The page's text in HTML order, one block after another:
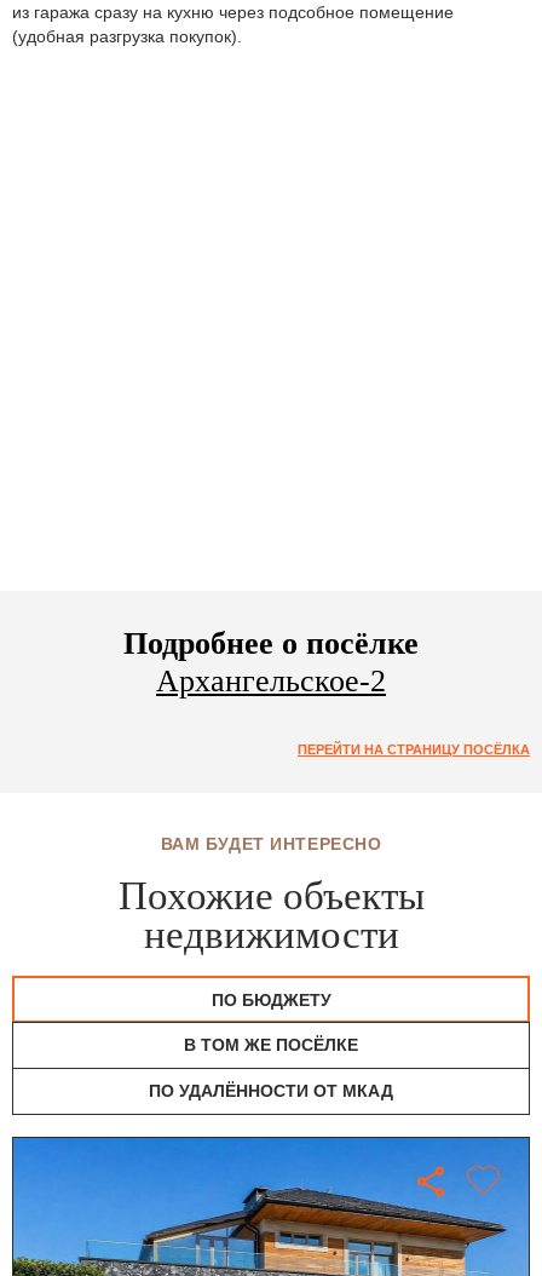
из гаража сразу на кухню через подсобное помещение
(удобная разгрузка покупок).
Подробнее о посёлке
Архангельское-2
ПЕРЕЙТИ НА СТРАНИЦУ ПОСЁЛКА
ВАМ БУДЕТ ИНТЕРЕСНО
Похожие объекты
недвижимости
ПО БЮДЖЕТУ
В ТОМ ЖЕ ПОСЁЛКЕ
ПО УДАЛЁННОСТИ ОТ МКАД